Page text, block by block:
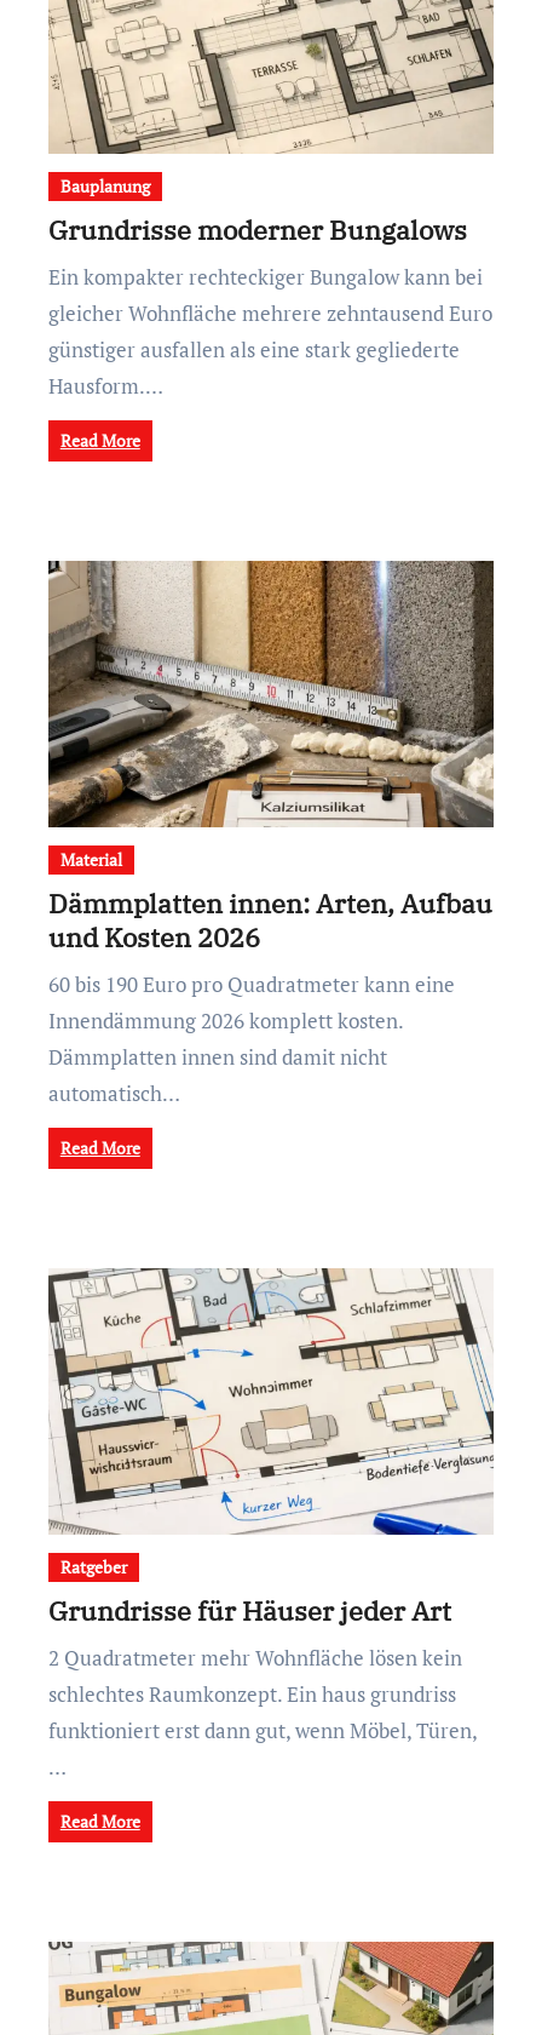
Bauplanung
Grundrisse moderner Bungalows
Ein kompakter rechteckiger Bungalow kann bei
gleicher Wohnfläche mehrere zehntausend Euro
günstiger ausfallen als eine stark gegliederte
Hausform.…
Read More
Material
Dämmplatten innen: Arten, Aufbau
und Kosten 2026
60 bis 190 Euro pro Quadratmeter kann eine
Innendämmung 2026 komplett kosten.
Dämmplatten innen sind damit nicht
automatisch…
Read More
Ratgeber
Grundrisse für Häuser jeder Art
2 Quadratmeter mehr Wohnfläche lösen kein
schlechtes Raumkonzept. Ein haus grundriss
funktioniert erst dann gut, wenn Möbel, Türen,
…
Read More